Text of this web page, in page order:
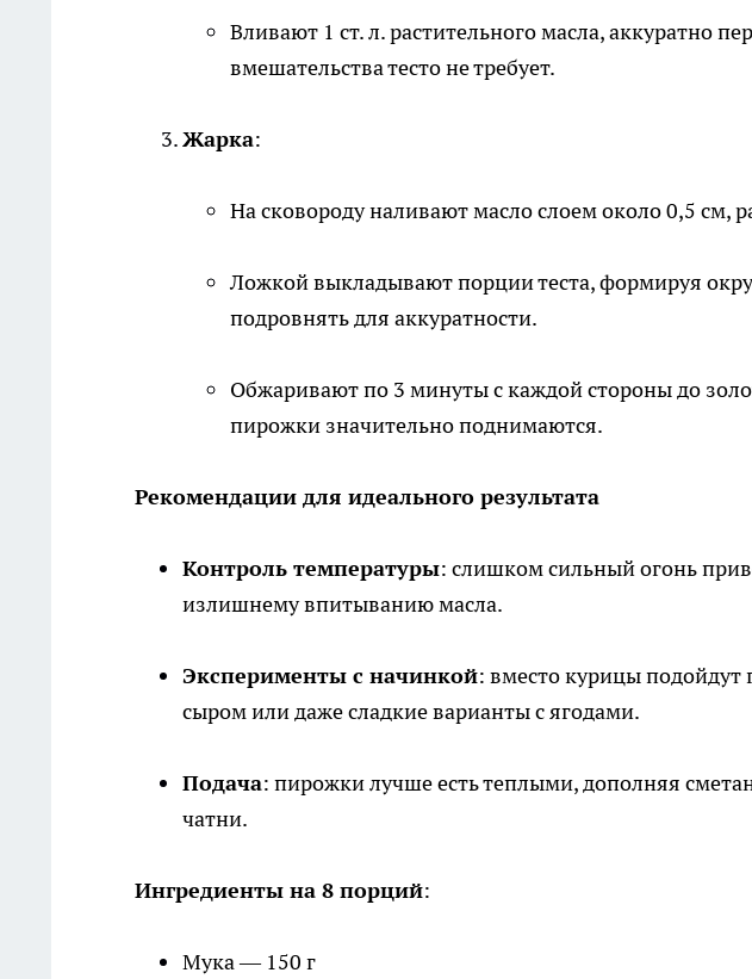
Вливают 1 ст. л. растительного масла, аккуратно
вмешательства тесто не требует.
Жарка:
На сковороду наливают масло слоем около 0,5 см,
Ложкой выкладывают порции теста, формируя
подровнять для аккуратности.
Обжаривают по 3 минуты с каждой стороны до
пирожки значительно поднимаются.
Рекомендации для идеального результата
Контроль температуры: слишком сильный огонь
излишнему впитыванию масла.
Эксперименты с начинкой: вместо курицы подойдут
сыром или даже сладкие варианты с ягодами.
Подача: пирожки лучше есть теплыми, дополняя
чатни.
Ингредиенты на 8 порций:
Мука — 150 г